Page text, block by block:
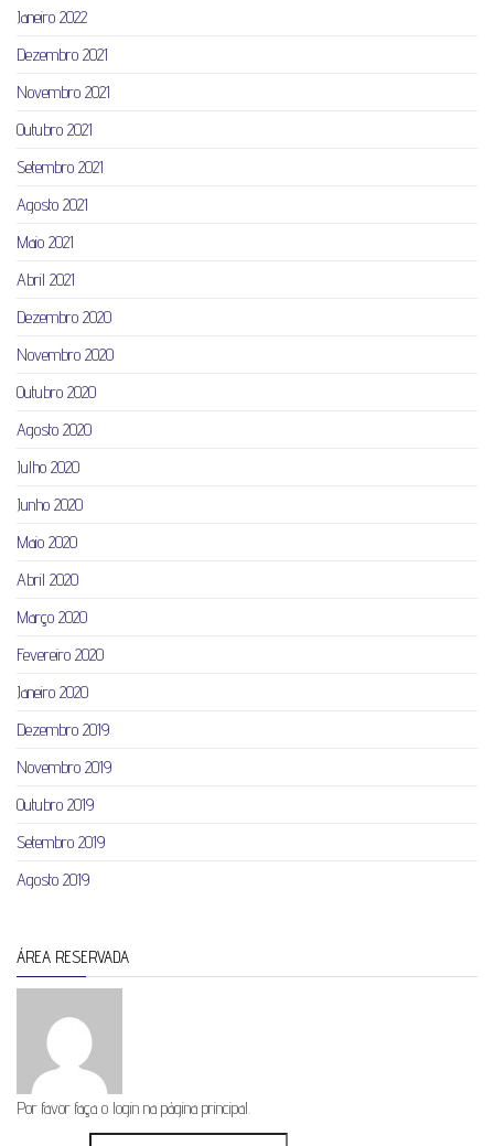
Janeiro 2022
Dezembro 2021
Novembro 2021
Outubro 2021
Setembro 2021
Agosto 2021
Maio 2021
Abril 2021
Dezembro 2020
Novembro 2020
Outubro 2020
Agosto 2020
Julho 2020
Junho 2020
Maio 2020
Abril 2020
Março 2020
Fevereiro 2020
Janeiro 2020
Dezembro 2019
Novembro 2019
Outubro 2019
Setembro 2019
Agosto 2019
ÁREA RESERVADA
Por favor faça o login na página principal.